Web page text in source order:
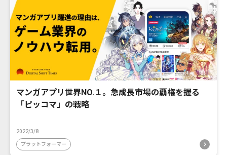
マンガアプリ世界NO.１。急成長市場の覇権を握る
「ピッコマ」の戦略
2022/3/8
プラットフォーマー